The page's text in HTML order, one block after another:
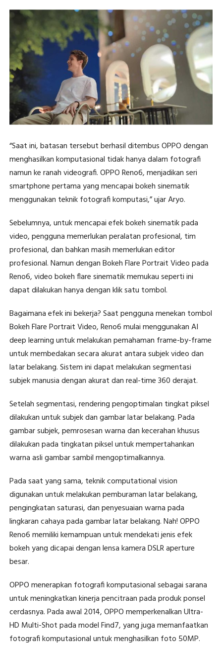
“Saat ini, batasan tersebut berhasil ditembus OPPO dengan
menghasilkan komputasional tidak hanya dalam fotografi
namun ke ranah videografi. OPPO Reno6, menjadikan seri
smartphone pertama yang mencapai bokeh sinematik
menggunakan teknik fotografi komputasi,” ujar Aryo.
Sebelumnya, untuk mencapai efek bokeh sinematik pada
video, pengguna memerlukan peralatan profesional, tim
profesional, dan bahkan masih memerlukan editor
profesional. Namun dengan Bokeh Flare Portrait Video pada
Reno6, video bokeh flare sinematik memukau seperti ini
dapat dilakukan hanya dengan klik satu tombol.
Bagaimana efek ini bekerja? Saat pengguna menekan tombol
Bokeh Flare Portrait Video, Reno6 mulai menggunakan AI
deep learning untuk melakukan pemahaman frame-by-frame
untuk membedakan secara akurat antara subjek video dan
latar belakang. Sistem ini dapat melakukan segmentasi
subjek manusia dengan akurat dan real-time 360 derajat.
Setelah segmentasi, rendering pengoptimalan tingkat piksel
dilakukan untuk subjek dan gambar latar belakang. Pada
gambar subjek, pemrosesan warna dan kecerahan khusus
dilakukan pada tingkatan piksel untuk mempertahankan
warna asli gambar sambil mengoptimalkannya.
Pada saat yang sama, teknik computational vision
digunakan untuk melakukan pemburaman latar belakang,
pengingkatan saturasi, dan penyesuaian warna pada
lingkaran cahaya pada gambar latar belakang. Nah! OPPO
Reno6 memiliki kemampuan untuk mendekati jenis efek
bokeh yang dicapai dengan lensa kamera DSLR aperture
besar.
OPPO menerapkan fotografi komputasional sebagai sarana
untuk meningkatkan kinerja pencitraan pada produk ponsel
cerdasnya. Pada awal 2014, OPPO memperkenalkan Ultra-
HD Multi-Shot pada model Find7, yang juga memanfaatkan
fotografi komputasional untuk menghasilkan foto 50MP.